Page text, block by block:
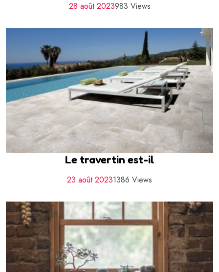
28 août 2023983 Views
Le travertin est-il
23 août 20231386 Views